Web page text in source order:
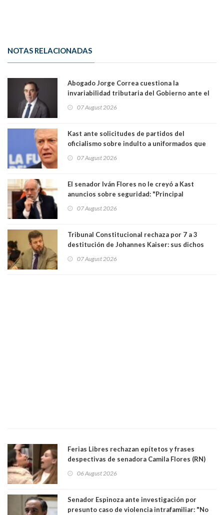
NOTAS RELACIONADAS
Abogado Jorge Correa cuestiona la
invariabilidad tributaria del Gobierno ante el
democracia” y "defendemos la alternancia en el
07 August 2026
Kast ante solicitudes de partidos del
oficialismo sobre indulto a uniformados que
07 August 2026
El senador Iván Flores no le creyó a Kast
anuncios sobre seguridad: "Principal
perseguir ruta del dinero y levantar secreto
07 August 2026
Tribunal Constitucional rechaza por 7 a 3
destitución de Johannes Kaiser: sus dichos
justicia constitucional porque no es diputado
07 August 2026
Ferias Libres rechazan epítetos y frases
despectivas de senadora Camila Flores (RN)
06 August 2026
Senador Espinoza ante investigación por
presunto caso de violencia intrafamiliar: "No